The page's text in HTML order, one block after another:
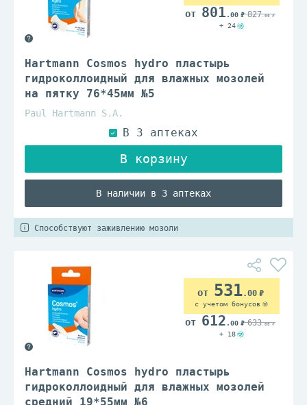
Hartmann Cosmos hydro пластырь
гидроколлоидный для влажных мозолей
на пятку 76*45мм №5
Paul Hartmann S.A.
В наличии в 3 аптеках
801 .00 827.00
+ 24
Способствуют заживлению мозоли
Hartmann Cosmos hydro пластырь
гидроколлоидный для влажных мозолей
средний 19*55мм №6
531.00
с учетом бонусов
612 .00 633.00
+ 18